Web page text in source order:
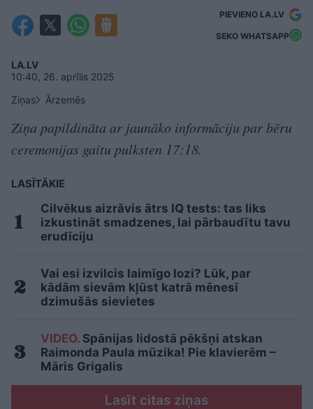
PIEVIENO LA.LV
SEKO WHATSAPP
LA.LV
10:40, 26. aprīlis 2025
Ziņas
Ārzemēs
Ziņa papildināta ar jaunāko informāciju par bēru
ceremonijas gaitu pulksten 17:18.
LASĪTĀKIE
Cilvēkus aizrāvis ātrs IQ tests: tas liks
izkustināt smadzenes, lai pārbaudītu tavu
erudīciju
Vai esi izvilcis laimīgo lozi? Lūk, par
kādām sievām kļūst katrā mēnesī
dzimušās sievietes
VIDEO. Spānijas lidostā pēkšņi atskan
Raimonda Paula mūzika! Pie klavierēm –
Māris Grigalis
Lasīt citas ziņas